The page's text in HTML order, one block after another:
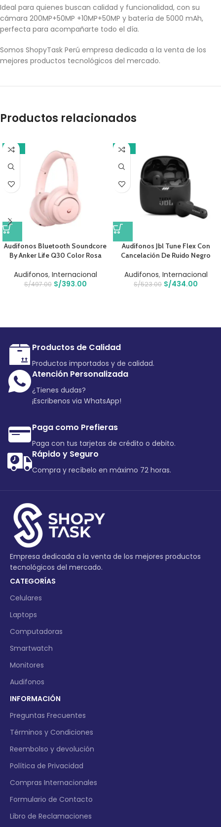
Ideal para quienes buscan calidad y funcionalidad, con su
cámara 200MP+50MP +10MP+50MP y batería de 5000 mAh,
perfecta para acompañarte todo el día.
Somos ShopyTask Perú empresa dedicada a la venta de los
mejores productos tecnológicos del mercado.
Productos relacionados
-21%
Audífonos Bluetooth Soundcore
By Anker Life Q30 Color Rosa
Audifonos, Internacional
S/497.00 S/393.00
-17%
Audífonos Jbl Tune Flex Con
Cancelación De Ruido Negro
Audifonos, Internacional
S/523.00 S/434.00
Productos de Calidad
Productos importados y de calidad.
Atención Personalizada
¿Tienes dudas?
¡Escribenos via WhatsApp!
Paga como Prefieras
Paga con tus tarjetas de crédito o debito.
Rápido y Seguro
Compra y recíbelo en máximo 72 horas.
Empresa dedicada a la venta de los mejores productos
tecnológicos del mercado.
CATEGORÍAS
Celulares
Laptops
Computadoras
Smartwatch
Monitores
Audifonos
INFORMACIÓN
Preguntas Frecuentes
Términos y Condiciones
Reembolso y devolución
Política de Privacidad
Compras Internacionales
Formulario de Contacto
Libro de Reclamaciones